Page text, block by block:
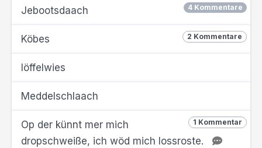
4 Kommentare
Jebootsdaach
2 Kommentare
Köbes
löffelwies
Meddelschlaach
1 Kommentar
Op der künnt mer mich
dropschweiße, ich wöd mich lossroste.